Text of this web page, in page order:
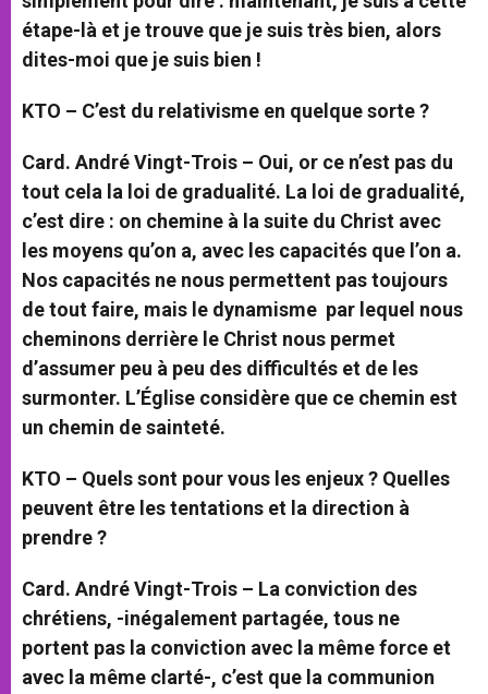
étape-là et je trouve que je suis très bien, alors
dites-moi que je suis bien !
KTO – C’est du relativisme en quelque sorte ?
Card. André Vingt-Trois – Oui, or ce n’est pas du
tout cela la loi de gradualité. La loi de gradualité,
c’est dire : on chemine à la suite du Christ avec
les moyens qu’on a, avec les capacités que l’on a.
Nos capacités ne nous permettent pas toujours
de tout faire, mais le dynamisme par lequel nous
cheminons derrière le Christ nous permet
d’assumer peu à peu des difficultés et de les
surmonter. L’Église considère que ce chemin est
un chemin de sainteté.
KTO – Quels sont pour vous les enjeux ? Quelles
peuvent être les tentations et la direction à
prendre ?
Card. André Vingt-Trois – La conviction des
chrétiens, -inégalement partagée, tous ne
portent pas la conviction avec la même force et
avec la même clarté-, c’est que la communion